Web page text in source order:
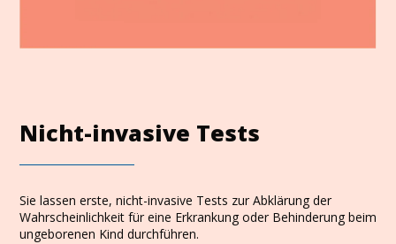
Nicht-invasive Tests
Sie lassen erste, nicht-invasive Tests zur Abklärung der
Wahrscheinlichkeit für eine Erkrankung oder Behinderung beim
ungeborenen Kind durchführen.